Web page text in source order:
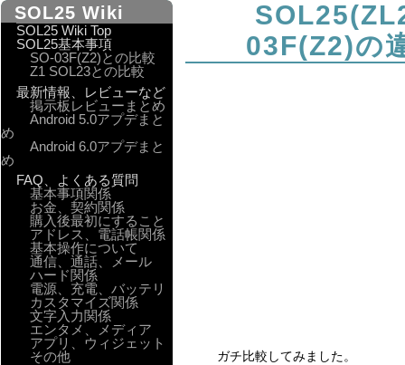
03F(Z2)の
ガチ比較してみました。
SOL25 Wiki
SOL25 Wiki Top
SOL25基本事項
SO-03F(Z2)との比較
Z1 SOL23との比較
最新情報、レビューなど
掲示板レビューまとめ
Android 5.0アプデまと
め
Android 6.0アプデまと
め
FAQ、よくある質問
基本事項関係
お金、契約関係
購入後最初にすること
アドレス、電話帳関係
基本操作について
通信、通話、メール
ハード関係
電源、充電、バッテリ
カスタマイズ関係
文字入力関係
エンタメ、メディア
アプリ、ウィジェット
その他